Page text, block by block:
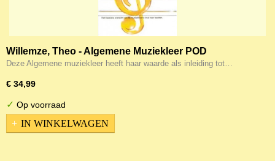
Willemze, Theo - Algemene Muziekleer POD
Deze Algemene muziekleer heeft haar waarde als inleiding tot…
€ 34,99
✓ Op voorraad
IN WINKELWAGEN